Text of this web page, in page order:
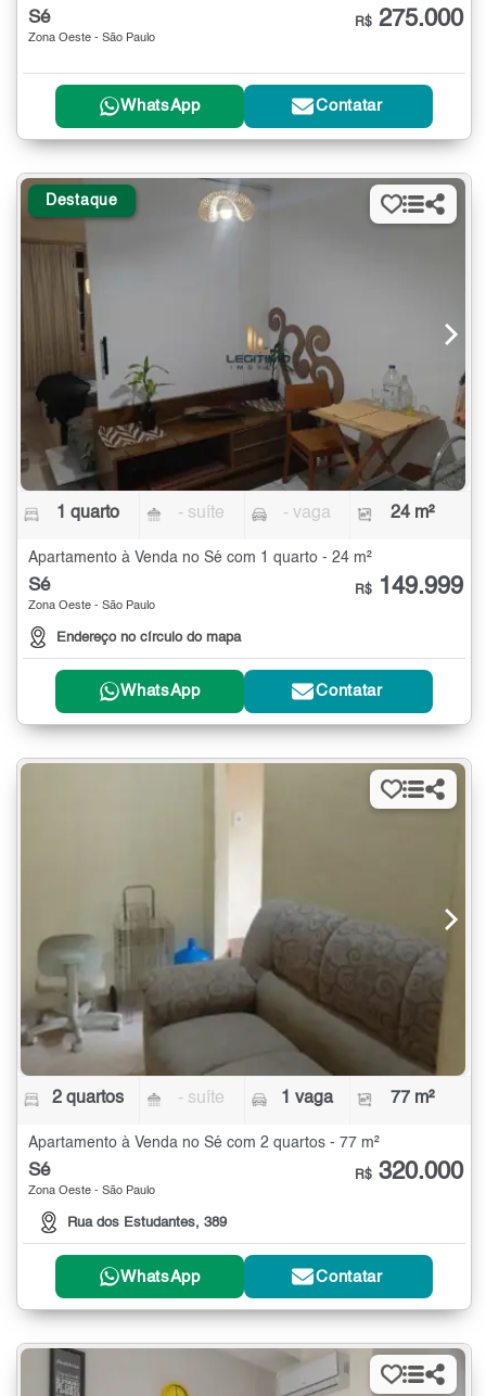
Sé
Zona Oeste - São Paulo
R$ 275.000
WhatsApp Contatar
Destaque
1 quarto - suíte - vaga 24 m²
Apartamento à Venda no Sé com 1 quarto - 24 m²
Sé
Zona Oeste - São Paulo
Endereço no círculo do mapa
R$ 149.999
WhatsApp Contatar
2 quartos - suíte 1 vaga 77 m²
Apartamento à Venda no Sé com 2 quartos - 77 m²
Sé
Zona Oeste - São Paulo
Rua dos Estudantes, 389
R$ 320.000
WhatsApp Contatar